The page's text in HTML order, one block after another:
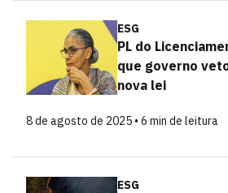
ESG
PL do
que governo
nova lei
8 de agosto de 2025 • 6 min de leitura
ESG